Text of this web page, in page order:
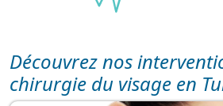
Découvrez nos
chirurgie du visage en